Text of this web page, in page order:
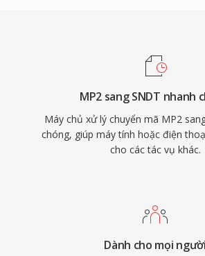
MP2 sang SNDT nhanh
Máy chủ xử lý chuyển mã MP2
chóng, giúp máy tính hoặc điện
cho các tác vụ khác.
Dành cho mọi người